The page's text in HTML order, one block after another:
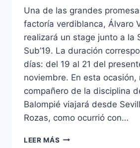
Una de las grandes
factoría verdiblanca, Álvaro
realizará un stage junto a la
Sub’19. La duración
días: del 19 al 21 del
noviembre. En esta ocasión,
compañero de la disciplina
Balompié viajará desde
Rozas, como ocurrió con…
LEER MÁS VADILLO,